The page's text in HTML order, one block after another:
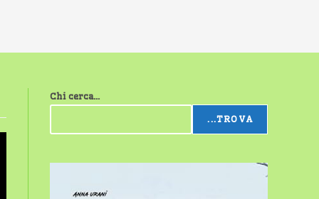
ricerca
sul
Chi cerca...
...TROVA